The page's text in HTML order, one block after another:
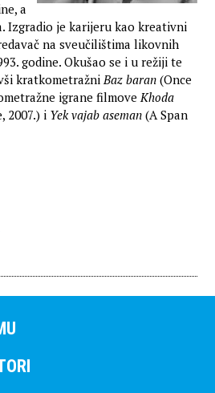
a
Izgradio je karijeru kao kreativni
na sveučilištima likovnih
godine. Okušao se i u režiji te
kratkometražniBaz baran (Once
igrane filmoveKhoda
2007.) i Yek vajab aseman (A Span